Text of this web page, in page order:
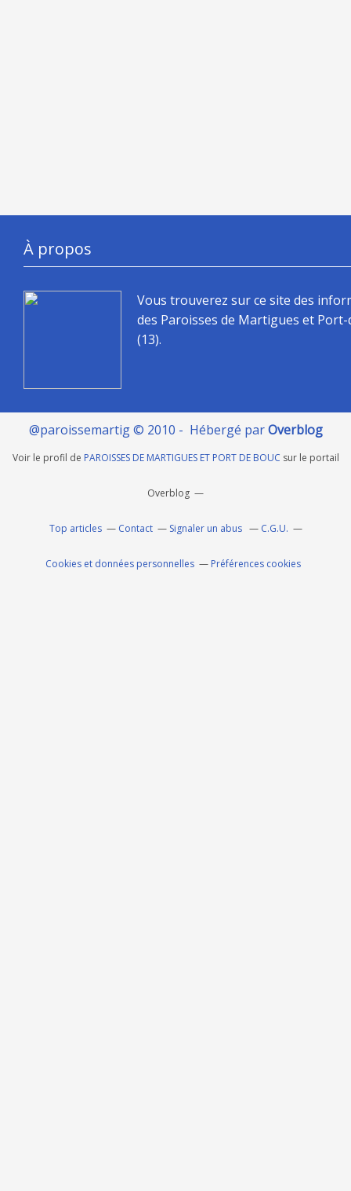
À propos
Vous trouverez sur ce site des
des Paroisses de Martigues et
(13).
@paroissemartig © 2010 - Hébergé parOverblog
Voir le profil de PAROISSES DE MARTIGUES ET PORT DE BOUC sur le portail
Overblog
Top articles Contact Signaler un abus C.G.U.
Cookies et données personnelles Préférences cookies